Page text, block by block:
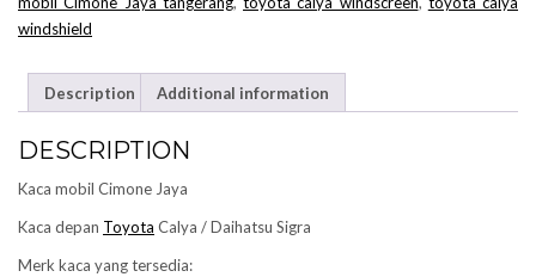
windshield
Description Additional information
DESCRIPTION
Kaca mobil Cimone Jaya
Kaca depan Toyota Calya / Daihatsu Sigra
Merk kaca yang tersedia: